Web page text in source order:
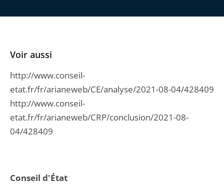
Conseil d'État
Voir aussi
http://www.conseil-
etat.fr/fr/arianeweb/CE/analyse/2021-08-04/428409
http://www.conseil-
etat.fr/fr/arianeweb/CRP/conclusion/2021-08-
04/428409